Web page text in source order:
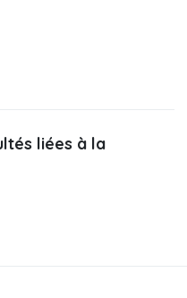
liées à la